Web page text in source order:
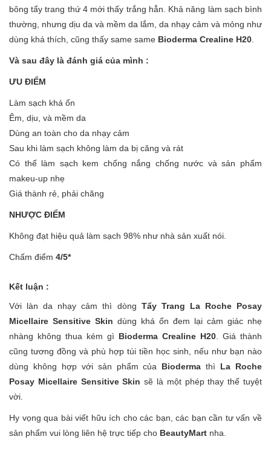
bông tẩy trang thứ 4 mới thấy trắng hẳn. Khả năng làm sạch bình
thường, nhưng dịu da và mềm da lắm, da nhạy cảm và mỏng như
dùng khá thích, cũng thấy same same Bioderma Crealine H20
Và sau đây là đánh giá của mình :
ƯU ĐIỂM
Làm sạch khá ổn
Êm, dịu, và mềm da
Dùng an toàn cho da nhạy cảm
Sau khi làm sạch không làm da bị căng và rát
Có thể làm sạch kem chống nắng chống nước và sản phẩm
makeu-up nhẹ
Giá thành rẻ, phải chăng
NHƯỢC ĐIỂM
Không đạt hiệu quả làm sạch 98% như nhà sản xuất nói.
Chấm điểm 4/5*
Kết luận :
Với làn da nhạy cảm thì dòng Tẩy Trang La Roche Posay
Micellaire Sensitive Skin dùng khá ổn đem lại cảm giác nhẹ
nhàng không thua kém gì Bioderma Crealine H20 . Giá thành
cũng tương đồng và phù hợp túi tiền học sinh, nếu như bạn nào
dùng không hợp với sản phẩm của Bioderma thì La Roche
Posay Micellaire Sensitive Skin sẽ là một phép thay thế tuyệt
vời.
Hy vọng qua bài viết hữu ích cho các bạn, các bạn cần tư vấn về
sản phẩm vui lòng liên hệ trực tiếp cho BeautyMart nha.